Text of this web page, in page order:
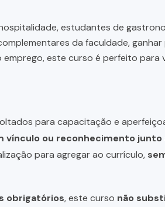
estudantes de
da faculdade,
este curso é perfeito para
para capacitação e
vínculo ou reconhecimento
para agregar ao currículo,
obrigatórios, este curso não